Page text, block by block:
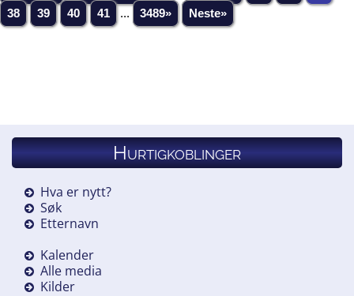
38
39 40 41 ... 3489» Neste»
Hurtigkoblinger
Hva er nytt?
Søk
Etternavn
Kalender
Alle media
Kilder